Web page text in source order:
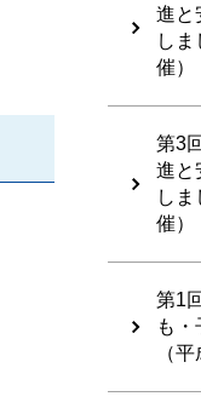
進と
し
催）
第3
進と
し
催）
第1
も
（